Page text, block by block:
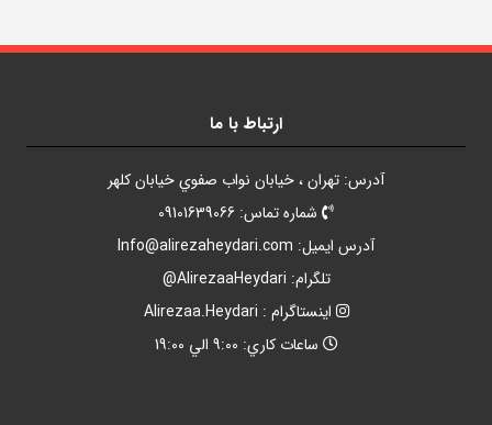
ارتباط با ما
آدرس: تهران ، خيابان نواب صفوي خيابان کلهر
شماره تماس: 09101639066
آدرس ايميل: Info@alirezaheydari.com
تلگرام: AlirezaaHeydari@
اينستاگرام : Alirezaa.Heydari
ساعات کاري: 9:00 الي 19:00